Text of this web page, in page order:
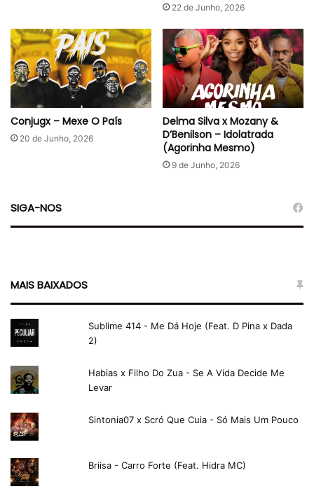
22 de Junho, 2026
Conjugx – Mexe O País
20 de Junho, 2026
Delma Silva x Mozany &
D’Benilson – Idolatrada
(Agorinha Mesmo)
9 de Junho, 2026
SIGA-NOS
MAIS BAIXADOS
Sublime 414 - Me Dá Hoje (Feat. D Pina x Dada
2)
Habias x Filho Do Zua - Se A Vida Decide Me
Levar
Sintonia07 x Scró Que Cuia - Só Mais Um Pouco
Briisa - Carro Forte (Feat. Hidra MC)